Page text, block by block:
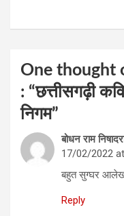
One thought
: “छत्तीसगढ़ी
निगम”
बोधन राम
17/02/2022
बहुत सुग्घर
Reply